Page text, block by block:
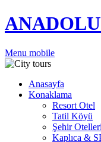
Menu mobile
Anasayfa
Konaklama
Resort Otel
Tatil Köyü
Şehir Otelleri
Kaplıca &